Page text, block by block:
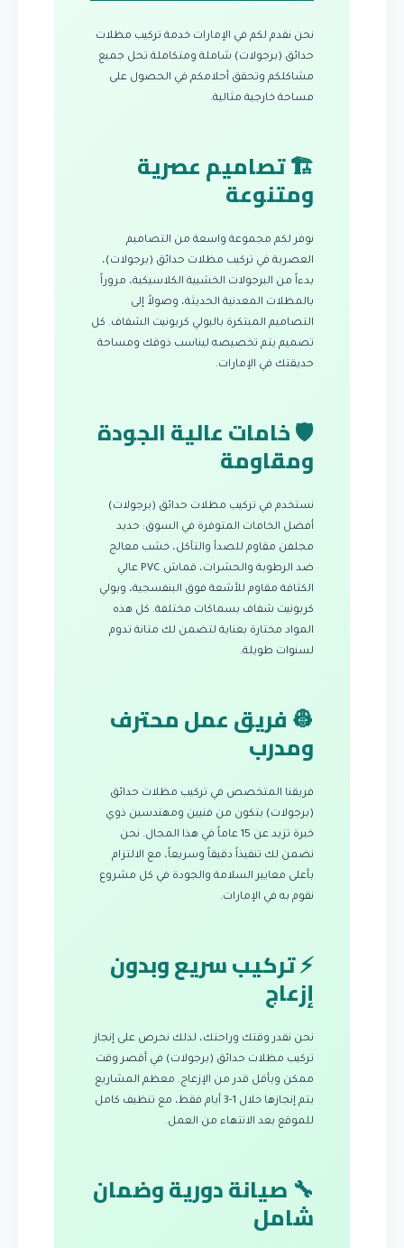
نحن نقدم لكم في الإمارات خدمة تركيب مظلات
حدائق (برجولات) شاملة ومتكاملة تحل جميع
مشاكلكم وتحقق أحلامكم في الحصول على
مساحة خارجية مثالية.
🏗️ تصاميم عصرية
ومتنوعة
نوفر لكم مجموعة واسعة من التصاميم
العصرية في تركيب مظلات حدائق (برجولات)،
بدءاً من البرجولات الخشبية الكلاسيكية، مروراً
بالمظلات المعدنية الحديثة، وصولاً إلى
التصاميم المبتكرة بالبولي كربونيت الشفاف. كل
تصميم يتم تخصيصه ليناسب ذوقك ومساحة
حديقتك في الإمارات.
🛡️ خامات عالية الجودة
ومقاومة
نستخدم في تركيب مظلات حدائق (برجولات)
أفضل الخامات المتوفرة في السوق: حديد
مجلفن مقاوم للصدأ والتآكل، خشب معالج
ضد الرطوبة والحشرات، قماش PVC عالي
الكثافة مقاوم للأشعة فوق البنفسجية، وبولي
كربونيت شفاف بسماكات مختلفة. كل هذه
المواد مختارة بعناية لتضمن لك متانة تدوم
لسنوات طويلة.
👷 فريق عمل محترف
ومدرب
فريقنا المتخصص في تركيب مظلات حدائق
(برجولات) يتكون من فنيين ومهندسين ذوي
خبرة تزيد عن 15 عاماً في هذا المجال. نحن
نضمن لك تنفيذاً دقيقاً وسريعاً، مع الالتزام
بأعلى معايير السلامة والجودة في كل مشروع
نقوم به في الإمارات.
⚡ تركيب سريع وبدون
إزعاج
نحن نقدر وقتك وراحتك، لذلك نحرص على إنجاز
تركيب مظلات حدائق (برجولات) في أقصر وقت
ممكن وبأقل قدر من الإزعاج. معظم المشاريع
يتم إنجازها خلال 1-3 أيام فقط، مع تنظيف كامل
للموقع بعد الانتهاء من العمل.
🔧 صيانة دورية وضمان
شامل